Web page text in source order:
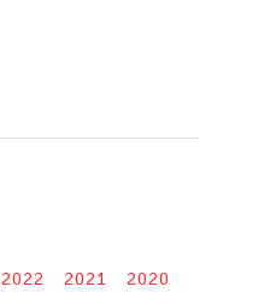
2022 2021
2020